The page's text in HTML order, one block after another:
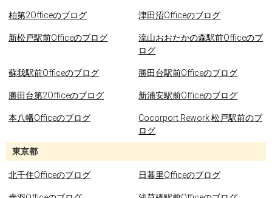
柏第2Officeのブログ 津田沼Officeのブログ
新松戸駅前Officeのブログ
流山おおたかの森駅前Officeのブ
ログ
蘇我駅前Officeのブログ 勝田台駅前Officeのブログ
勝田台第2Officeのブログ 新浦安駅前Officeのブログ
本八幡Officeのブログ
Cocorport Rework 松戸駅前のブ
ログ
東京都
北千住Officeのブログ 日暮里Officeのブログ